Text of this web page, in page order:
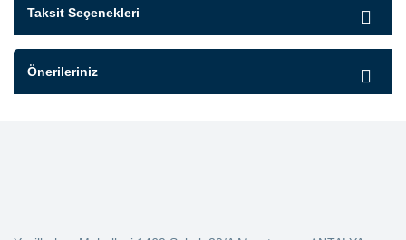
Taksit Seçenekleri
Önerileriniz